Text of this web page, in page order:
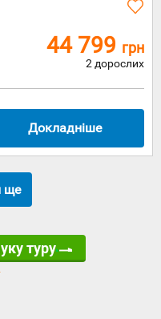
44 799 грн
2 дорослих
Докладніше
ще
туру